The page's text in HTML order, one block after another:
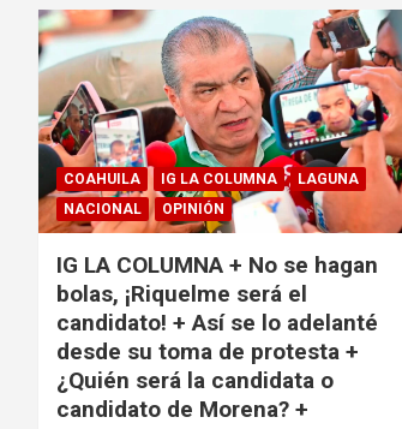
COAHUILA IG LA COLUMNA
LAGUNA
NACIONAL
OPINIÓN
IG LA COLUMNA + No se hagan
bolas, ¡Riquelme será el
candidato! + Así se lo adelanté
desde su toma de protesta +
¿Quién será la candidata o
candidato de Morena? +